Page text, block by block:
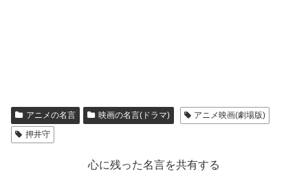
アニメの名言 映画の名言(ドラマ)
アニメ映画(劇場版)
押井守
心に残った名言を共有する